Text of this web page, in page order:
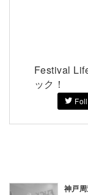
Festival
ック！
神戸